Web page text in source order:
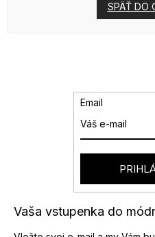
SPÄŤ DO
Vaša vstupenka do
Email